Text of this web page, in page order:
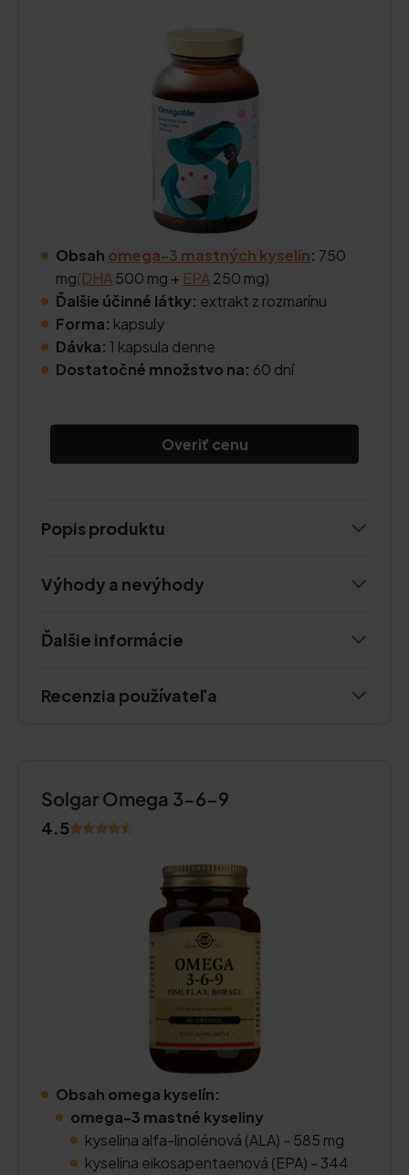
Obsah omega-3 mastných kyselín: 750
mg(DHA500 mg + EPA250 mg)
Ďalšie účinné látky: extrakt z rozmarínu
Forma: kapsuly
Dávka: 1 kapsula denne
Dostatočné množstvo na: 60 dní
Overiť cenu
Popis produktu
Výhody a nevýhody
Ďalšie informácie
Recenzia používateľa
Solgar Omega 3-6-9
4.5
Obsah omega kyselín:
omega-3 mastné kyseliny
kyselina alfa-linolénová (ALA) - 585 mg
kyselina eikosapentaenová (EPA) - 344